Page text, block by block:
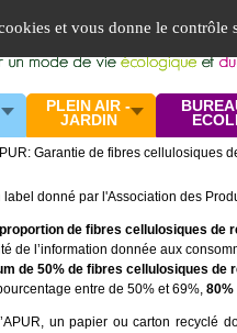
et vous donne le contrôle
PLEIN AIR -
JARDIN
Garantie de fibres cellulosiques
label donné par l'Association des
proportion de fibres cellulosiques de
de l’information donnée aux
de 50% de fibres cellulosiques de
entre de 50% et 69%, 80%
un papier ou carton recyclé